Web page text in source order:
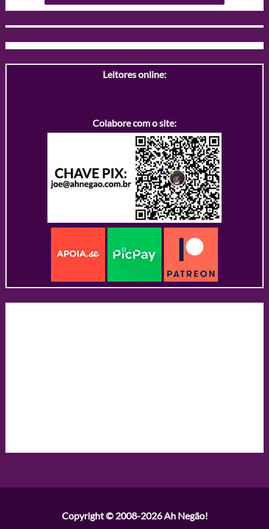
Leitores online:
Colabore com o site:
Copyright © 2008-2026Ah Negão!